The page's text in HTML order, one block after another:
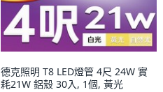
德克照明 T8 LED燈管 4尺 24W 實
耗21W 鋁殼 30入, 1個, 黃光